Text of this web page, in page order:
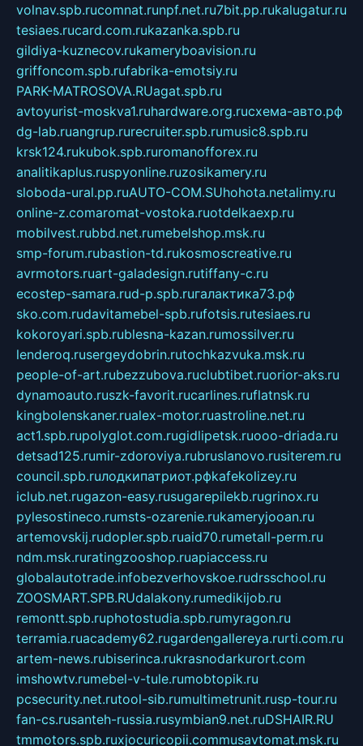
volnav.spb.rucomnat.runpf.net.ru7bit.pp.rukalugatur.ru
tesiaes.rucard.com.rukazanka.spb.ru
gildiya-kuznecov.rukameryboavision.ru
griffoncom.spb.rufabrika-emotsiy.ru
PARK-MATROSOVA.RUagat.spb.ru
avtoyurist-moskva1.ruhardware.org.ruсхема-авто.рф
dg-lab.ruangrup.rurecruiter.spb.rumusic8.spb.ru
krsk124.rukubok.spb.ruromanofforex.ru
analitikaplus.ruspyonline.ruzosikamery.ru
sloboda-ural.pp.ruAUTO-COM.SUhohota.netalimy.ru
online-z.comaromat-vostoka.ruotdelkaexp.ru
mobilvest.rubbd.net.rumebelshop.msk.ru
smp-forum.rubastion-td.rukosmoscreative.ru
avrmotors.ruart-galadesign.rutiffany-c.ru
ecostep-samara.rud-p.spb.ruгалактика73.рф
sko.com.rudavitamebel-spb.rufotsis.rutesiaes.ru
kokoroyari.spb.rublesna-kazan.rumossilver.ru
lenderoq.rusergeydobrin.rutochkazvuka.msk.ru
people-of-art.rubezzubova.ruclubtibet.ruorior-aks.ru
dynamoauto.ruszk-favorit.rucarlines.ruflatnsk.ru
kingbolenskaner.rualex-motor.ruastroline.net.ru
act1.spb.rupolyglot.com.rugidlipetsk.ruooo-driada.ru
detsad125.rumir-zdoroviya.rubruslanovo.rusiterem.ru
council.spb.ruлодкипатриот.рфkafekolizey.ru
iclub.net.rugazon-easy.rusugarepilekb.rugrinox.ru
pylesostineco.rumsts-ozarenie.rukameryjooan.ru
artemovskij.rudopler.spb.ruaid70.rumetall-perm.ru
ndm.msk.ruratingzooshop.ruapiaccess.ru
globalautotrade.infobezverhovskoe.rudrsschool.ru
ZOOSMART.SPB.RUdalakony.rumedikijob.ru
remontt.spb.ruphotostudia.spb.rumyragon.ru
terramia.ruacademy62.rugardengallereya.rurti.com.ru
artem-news.rubiserinca.rukrasnodarkurort.com
imshowtv.rumebel-v-tule.rumobtopik.ru
pcsecurity.net.rutool-sib.rumultimetrunit.rusp-tour.ru
fan-cs.rusanteh-russia.rusymbian9.net.ruDSHAIR.RU
tmmotors.spb.ruxjocuricopii.commusavtomat.msk.ru